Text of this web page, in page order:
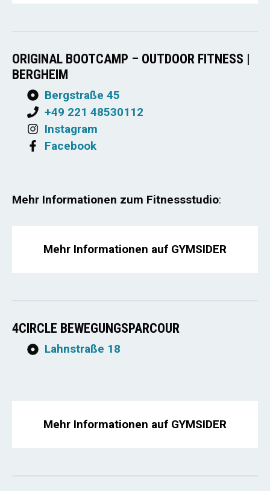
ORIGINAL BOOTCAMP – OUTDOOR FITNESS |
BERGHEIM
Bergstraße 45
+49 221 48530112
Instagram
Facebook
Mehr Informationen zum Fitnessstudio:
Mehr Informationen auf GYMSIDER
4CIRCLE BEWEGUNGSPARCOUR
Lahnstraße 18
Mehr Informationen auf GYMSIDER